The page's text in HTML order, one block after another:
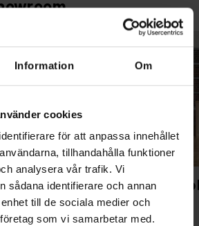
Information Om
cookies
för att anpassa innehållet
tillhandahålla funktioner
analysera vår trafik. Vi
sådana identifierare och annan
till de sociala medier och
som vi samarbetar med.
lager Kontor